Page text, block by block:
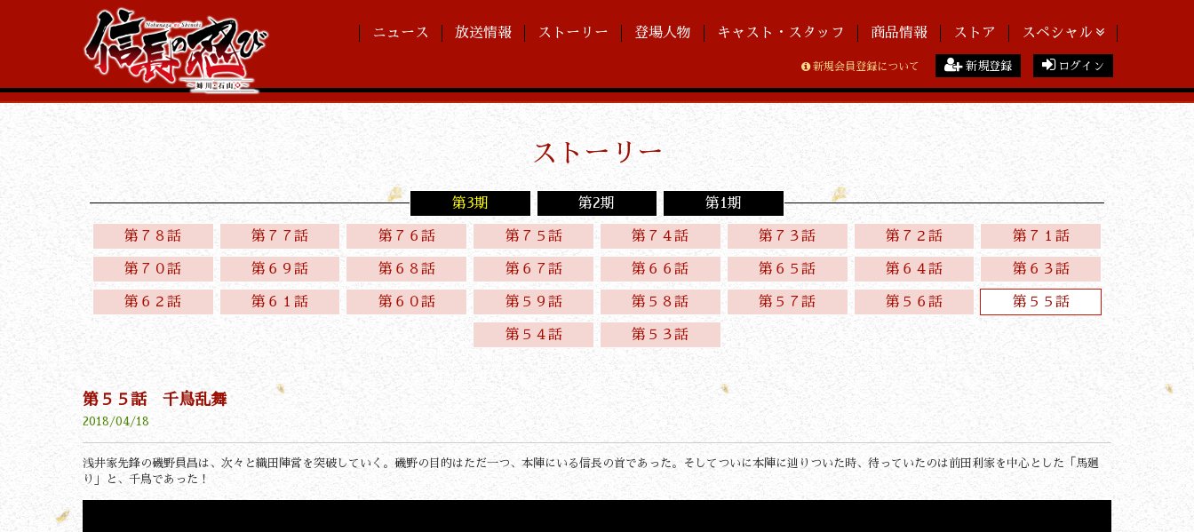
ニュース 放送情報 ストーリー 登場人物 キャスト・スタッフ 商品情報 ストア スペシャル
新規会員登録について 新規登録 ログイン
ストーリー
第3期 第2期 第1期
第７８話 第７７話 第７６話 第７５話 第７４話 第７３話 第７２話 第７１話
第７０話 第６９話 第６８話 第６７話 第６６話 第６５話 第６４話 第６３話
第６２話 第６１話 第６０話 第５９話 第５８話 第５７話 第５６話 第５５話
第５４話 第５３話
第５５話 千鳥乱舞
2018/04/18
浅井家先鋒の磯野員昌は、次々と織田陣営を突破していく。磯野の目的はただ一つ、本陣にいる信長の首であった。そしてついに本陣に辿りついた時、待っていたのは前田利家を中心とした「馬廻
り」と、千鳥であった！